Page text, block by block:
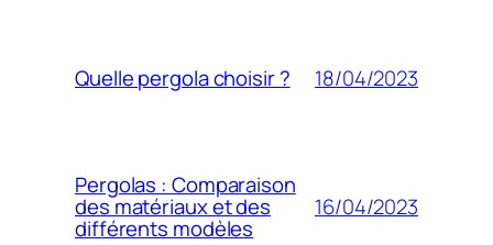
Quelle pergola choisir ? 18/04/2023
Pergolas : Comparaison
des matériaux et des
différents modèles
16/04/2023